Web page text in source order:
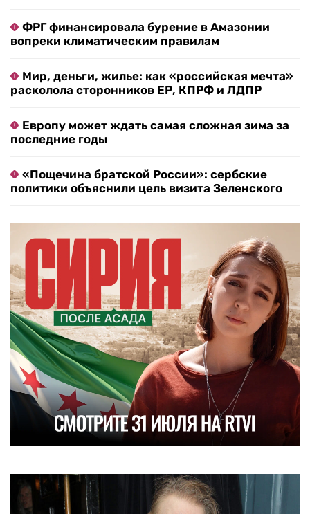
ФРГ финансировала бурение в Амазонии
вопреки климатическим правилам
Мир, деньги, жилье: как «российская мечта»
расколола сторонников ЕР, КПРФ и ЛДПР
Европу может ждать самая сложная зима за
последние годы
«Пощечина братской России»: сербские
политики объяснили цель визита Зеленского